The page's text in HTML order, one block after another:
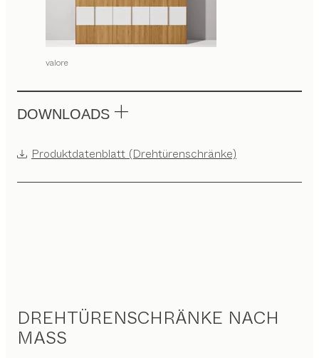
valore
DOWNLOADS
Produktdatenblatt (Drehtürenschränke)
DREHTÜRENSCHRÄNKE NACH
MASS